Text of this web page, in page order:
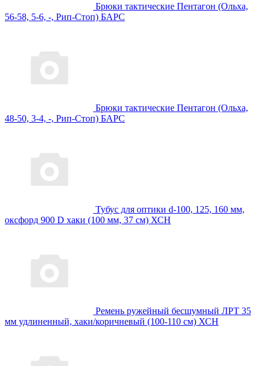
Брюки тактические Пентагон (Ольха,
56-58, 5-6, -, Рип-Стоп) БАРС
Брюки тактические Пентагон (Ольха,
48-50, 3-4, -, Рип-Стоп) БАРС
Тубус для оптики d-100, 125, 160 мм,
оксфорд 900 D хаки (100 мм, 37 см) ХСН
Ремень ружейный бесшумный ЛРТ 35
мм удлиненный, хаки/коричневый (100-110 см) ХСН